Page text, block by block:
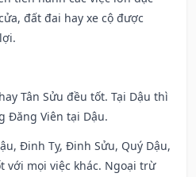
đất đai hay xe cộ được
Tân Sửu đều tốt. Tại Dậu thì
Đăng Viên tại Dậu.
Đinh Tỵ, Đinh Sửu, Quý Dậu,
với mọi việc khác. Ngoại trừ